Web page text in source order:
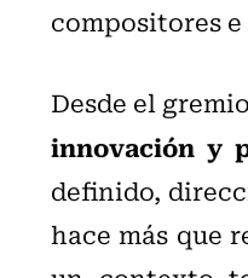
compositores
Desde el
innovación y
definido,
hace más que